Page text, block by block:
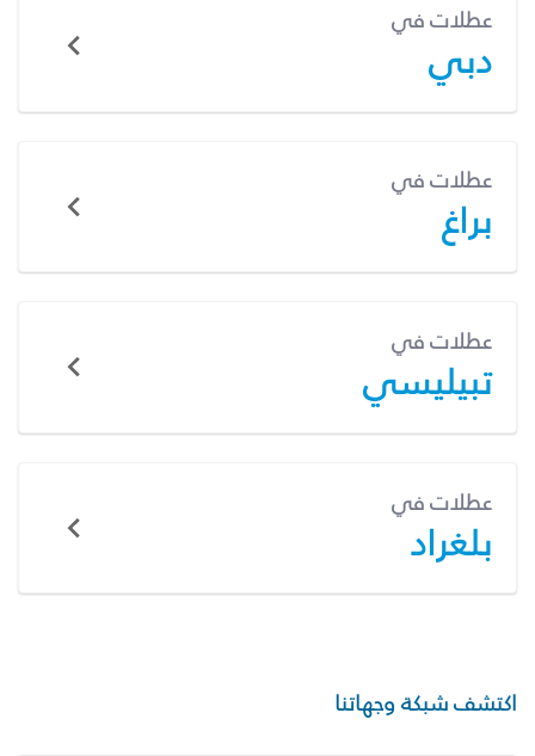
عطلات في
دبي
عطلات في
براغ
عطلات في
تبيليسي
عطلات في
بلغراد
اكتشف شبكة وجهاتنا